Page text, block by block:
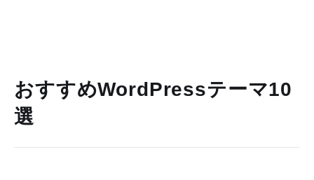
おすすめWordPressテーマ10
選